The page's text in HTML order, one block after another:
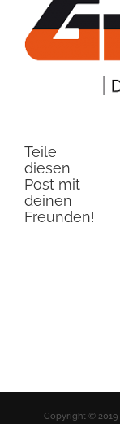
Teile
diesen
Post mit
deinen
Freunden!
Copyright ©